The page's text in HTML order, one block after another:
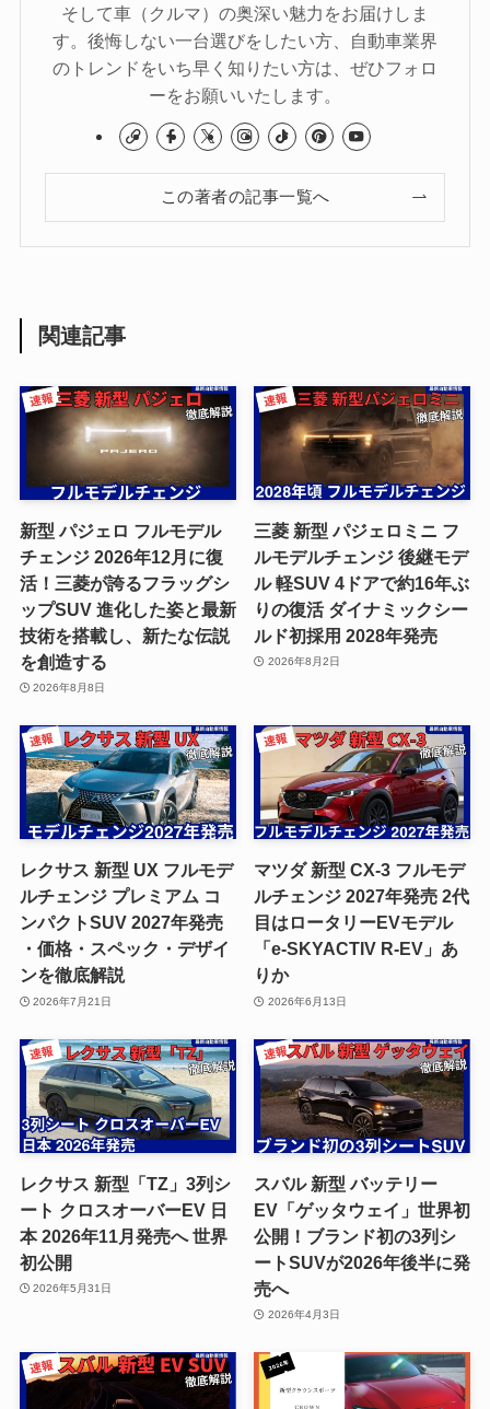
そして車（クルマ）の奥深い魅力をお届けしま
す。後悔しない一台選びをしたい方、自動車業界
のトレンドをいち早く知りたい方は、ぜひフォロ
ーをお願いいたします。
この著者の記事一覧へ
関連記事
新型 パジェロ フルモデル
チェンジ 2026年12月に復
活！三菱が誇るフラッグシ
ップSUV 進化した姿と最新
技術を搭載し、新たな伝説
を創造する
2026年8月8日
三菱 新型 パジェロミニ フ
ルモデルチェンジ 後継モデ
ル 軽SUV 4ドアで約16年ぶ
りの復活 ダイナミックシー
ルド初採用 2028年発売
2026年8月2日
レクサス 新型 UX フルモデ
ルチェンジ プレミアム コ
ンパクトSUV 2027年発売
・価格・スペック・デザイ
ンを徹底解説
2026年7月21日
マツダ 新型 CX-3 フルモデ
ルチェンジ 2027年発売 2代
目はロータリーEVモデル
「e-SKYACTIV R-EV」あ
りか
2026年6月13日
レクサス 新型「TZ」3列シ
ート クロスオーバーEV 日
本 2026年11月発売へ 世界
初公開
2026年5月31日
スバル 新型 バッテリー
EV「ゲッタウェイ」世界初
公開！ブランド初の3列シ
ートSUVが2026年後半に発
売へ
2026年4月3日